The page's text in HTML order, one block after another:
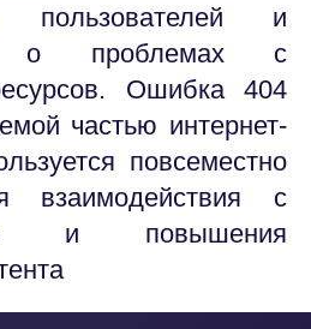
пользователей и
о проблемах с
Ошибка 404
частью интернет-
повсеместно
взаимодействия с
и повышения